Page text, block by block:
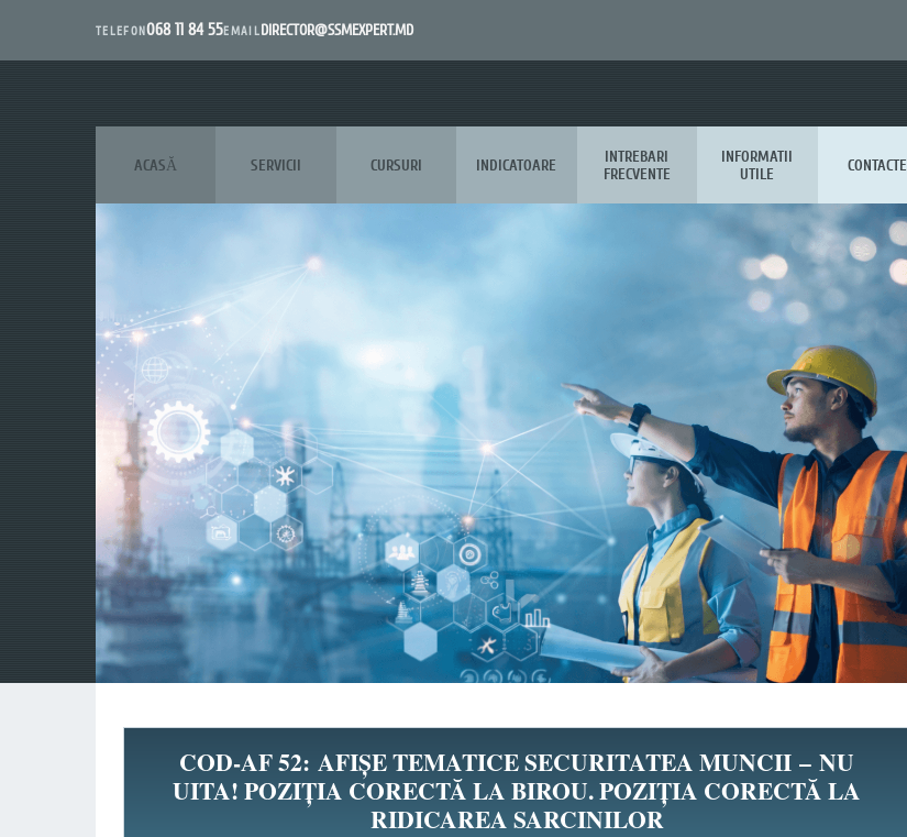
TELEFON068 11 84 55EMAILDIRECTOR@SSMEXPERT.MD
ACASĂ SERVICII CURSURI INDICATOARE
INTREBARI
FRECVENTE
INFORMATII
UTILE
CONTACTE
COD-AF 52: AFIȘE TEMATICE SECURITATEA MUNCII – NU
UITA! POZIȚIA CORECTĂ LA BIROU. POZIȚIA CORECTĂ LA
RIDICAREA SARCINILOR